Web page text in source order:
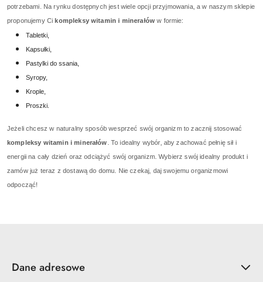
potrzebami. Na rynku dostępnych jest wiele opcji przyjmowania, a w naszym sklepie
proponujemy Ci kompleksy witamin i minerałów w formie:
Tabletki,
Kapsułki,
Pastylki do ssania,
Syropy,
Krople,
Proszki.
Jeżeli chcesz w naturalny sposób wesprzeć swój organizm to zacznij stosować
kompleksy witamin i minerałów . To idealny wybór, aby zachować pełnię sił i
energii na cały dzień oraz odciążyć swój organizm. Wybierz swój idealny produkt i
zamów już teraz z dostawą do domu. Nie czekaj, daj swojemu organizmowi
odpocząć!
Dane adresowe